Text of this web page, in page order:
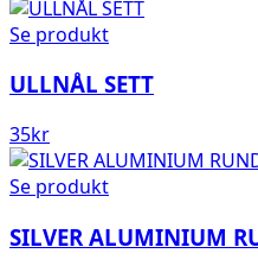
Se produkt
ULLNÅL SETT
35kr
Se produkt
SILVER ALUMINIUM